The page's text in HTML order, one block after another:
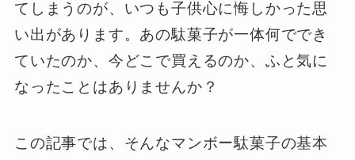
てしまうのが、いつも子供心に悔しかった思
い出があります。あの駄菓子が一体何ででき
ていたのか、今どこで買えるのか、ふと気に
なったことはありませんか？
この記事では、そんなマンボー駄菓子の基本